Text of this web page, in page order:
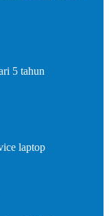
5 tahun
laptop